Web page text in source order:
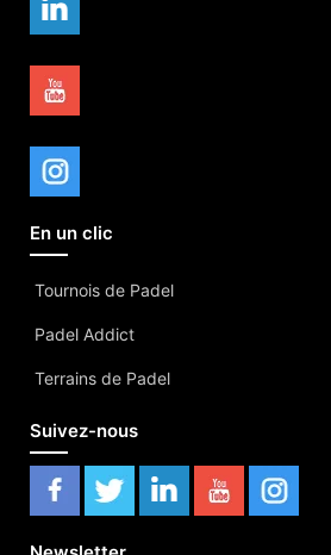
En un clic
Tournois de Padel
Padel Addict
Terrains de Padel
Suivez-nous